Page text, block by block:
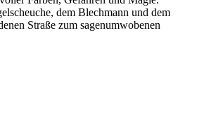
dem Blechmann und dem
Straße zum sagenumwobenen